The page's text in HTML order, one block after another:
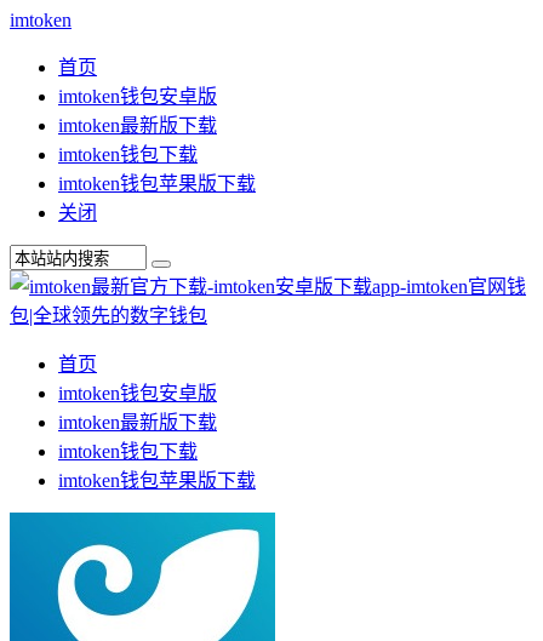
imtoken
首页
imtoken钱包安卓版
imtoken最新版下载
imtoken钱包下载
imtoken钱包苹果版下载
关闭
首页
imtoken钱包安卓版
imtoken最新版下载
imtoken钱包下载
imtoken钱包苹果版下载